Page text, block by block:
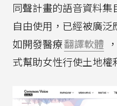
同聲計畫的語音資料
自由使用，已經被廣
如開發醫療翻譯軟體
式幫助女性行使土地權